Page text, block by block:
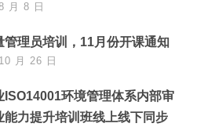
月 8 日
管理员培训，11月份开课通知
月 26 日
ISO14001环境管理体系内部审
能力提升培训班线上线下同步